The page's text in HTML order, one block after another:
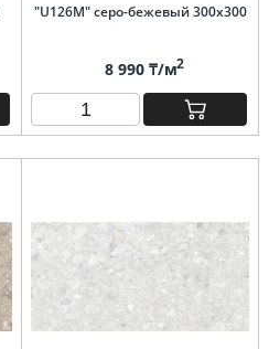
"U126M" серо-бежевый 300х300
8 990 ₸/м2